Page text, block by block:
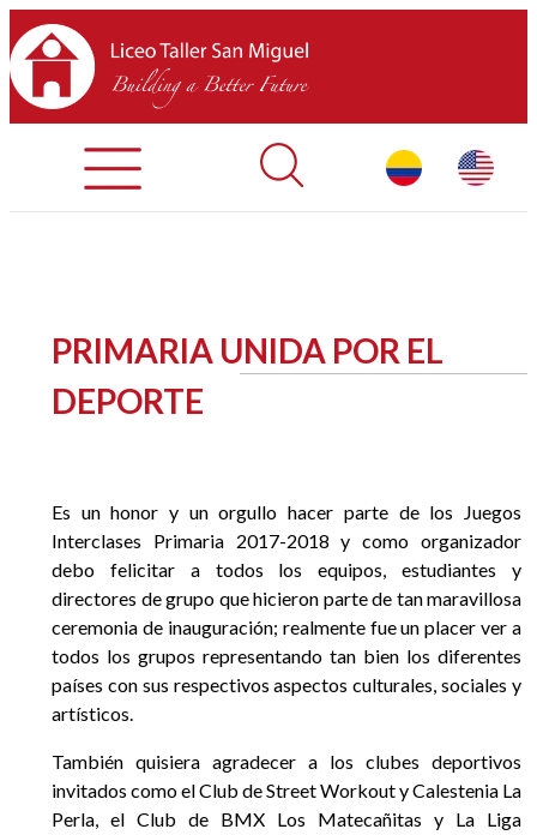
INICIO
EQUIPO
EGRESADOS
PRIMARIA UNIDA POR EL
DEPORTE
Es un honor y un orgullo hacer parte de los Juegos
Interclases Primaria 2017-2018 y como organizador
debo felicitar a todos los equipos, estudiantes y
directores de grupo que hicieron parte de tan maravillosa
ceremonia de inauguración; realmente fue un placer ver a
todos los grupos representando tan bien los diferentes
países con sus respectivos aspectos culturales, sociales y
artísticos.
También quisiera agradecer a los clubes deportivos
invitados como el Club de Street Workout y Calestenia La
Perla, el Club de BMX Los Matecañitas y La Liga